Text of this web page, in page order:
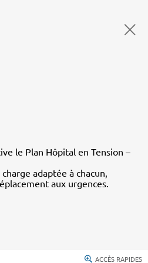
le Plan Hôpital en Tension –
adaptée à chacun,
aux urgences.
ACCÈS RAPIDES